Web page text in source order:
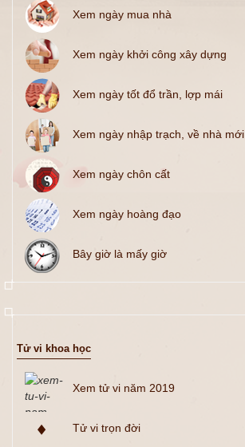
Xem ngày mua nhà
Xem ngày khởi công xây dựng
Xem ngày tốt đổ trần, lợp mái
Xem ngày nhập trạch, về nhà mới
Xem ngày chôn cất
Xem ngày hoàng đạo
Bây giờ là mấy giờ
Tử vi khoa học
Xem tử vi năm 2019
Tử vi trọn đời